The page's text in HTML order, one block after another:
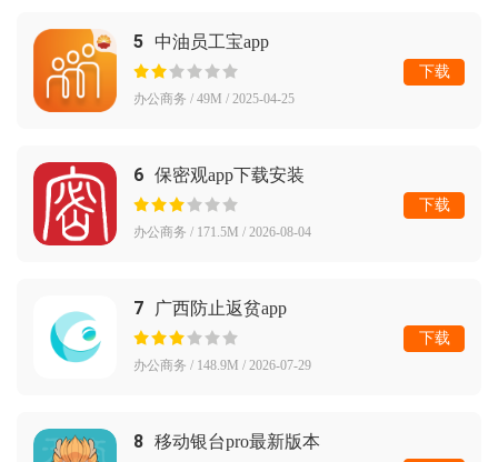
5 中油员工宝app
办公商务 / 49M / 2025-04-25
下载
6 保密观app下载安装
办公商务 / 171.5M / 2026-08-04
下载
7 广西防止返贫app
办公商务 / 148.9M / 2026-07-29
下载
8 移动银台pro最新版本